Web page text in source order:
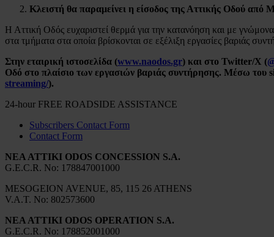
Κλειστή θα παραμείνει η είσοδος της Αττικής Οδού
Η Αττική Οδός ευχαριστεί θερμά για την κατανόηση και με
στα τμήματα στα οποία βρίσκονται σε εξέλιξη εργασίες βαριάς
Στην εταιρική ιστοσελίδα (www.naodos.gr) και στο Twitter/X (
Οδό στο πλαίσιο των εργασιών βαριάς συντήρησης. Μέσω του
streaming/).
24-hour FREE ROADSIDE ASSISTANCE
Subscribers Contact Form
Contact Form
NEA ATTIKI ODOS CONCESSION S.A.
G.Ε.C.R. No: 178847001000
MESOGEION AVENUE, 85, 115 26 ATHENS
V.A.T. No: 802573600
NEA ATTIKI ODOS OPERATION S.A.
G.Ε.C.R. No: 178852001000